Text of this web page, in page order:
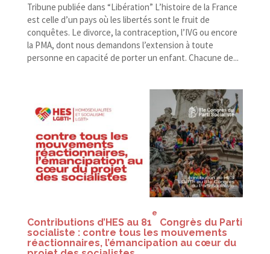
Tribune publiée dans “Libération” L’histoire de la France
est celle d’un pays où les libertés sont le fruit de
conquêtes. Le divorce, la contraception, l’IVG ou encore
la PMA, dont nous demandons l’extension à toute
personne en capacité de porter un enfant. Chacune de...
Contributions d’HES au 81
e
Congrès du Parti
socialiste : contre tous les mouvements
réactionnaires, l’émancipation au cœur du